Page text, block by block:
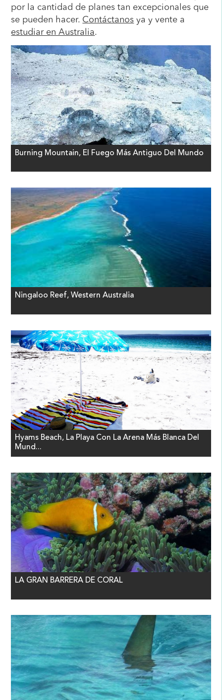
por la cantidad de planes tan excepcionales que
se pueden hacer. Contáctanos ya y vente a
estudiar en Australia.
Burning Mountain, El Fuego Más Antiguo Del Mundo
Ningaloo Reef, Western Australia
Hyams Beach, La Playa Con La Arena Más Blanca Del
Mund...
LA GRAN BARRERA DE CORAL